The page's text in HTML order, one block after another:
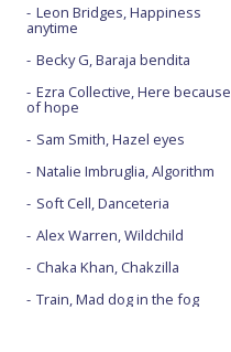
Leon Bridges, Happiness
anytime
Becky G, Baraja bendita
Ezra Collective, Here because
of hope
Sam Smith, Hazel eyes
Natalie Imbruglia, Algorithm
Soft Cell, Danceteria
Alex Warren, Wildchild
Chaka Khan, Chakzilla
Train, Mad dog in the fog